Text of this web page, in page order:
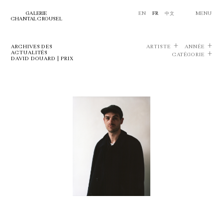
GALERIE
CHANTAL CROUSEL
EN FR 中文 MENU
ARCHIVES DES
ACTUALITÉS
DAVID DOUARD | PRIX
ARTISTE
ANNÉE
CATÉGORIE